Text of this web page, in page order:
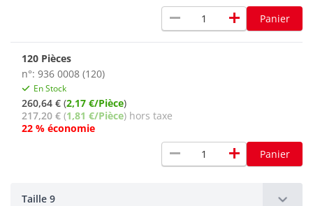
remove add Panier
120 Pièces
n°: 936 0008 (120)
En Stock
260,64 € (2,17 €/Pièce)
217,20 € (1,81 €/Pièce) hors taxe
22 % économie
remove add Panier
Taille 9